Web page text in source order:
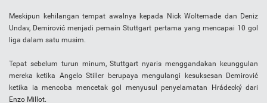
Meskipun kehilangan tempat awalnya kepada Nick Woltemade dan Deniz
Undav, Demirović menjadi pemain Stuttgart pertama yang mencapai 10 gol
liga dalam satu musim.
Tepat sebelum turun minum, Stuttgart nyaris menggandakan keunggulan
mereka ketika Angelo Stiller berupaya mengulangi kesuksesan Demirović
ketika ia mencoba mencetak gol menyusul penyelamatan Hrádecký dari
Enzo Millot.